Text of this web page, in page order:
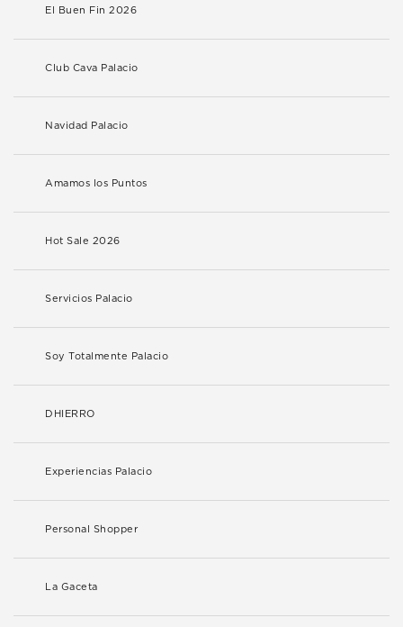
El Buen Fin 2026
Club Cava Palacio
Navidad Palacio
Amamos los Puntos
Hot Sale 2026
Servicios Palacio
Soy Totalmente Palacio
DHIERRO
Experiencias Palacio
Personal Shopper
La Gaceta